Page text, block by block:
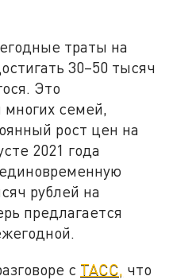
траты на
30–50 тысяч
Это
многих семей,
рост цен на
2021 года
рублей на
предлагается
с ТАСС, что